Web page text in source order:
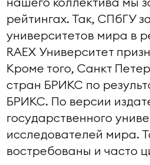
рейтингах. Так, СПбГУ
университетов мира в
RAEX Университет
Кроме того, Санкт
стран БРИКС по
БРИКС. По версии
государственного
исследователей мира.
востребованы и часто